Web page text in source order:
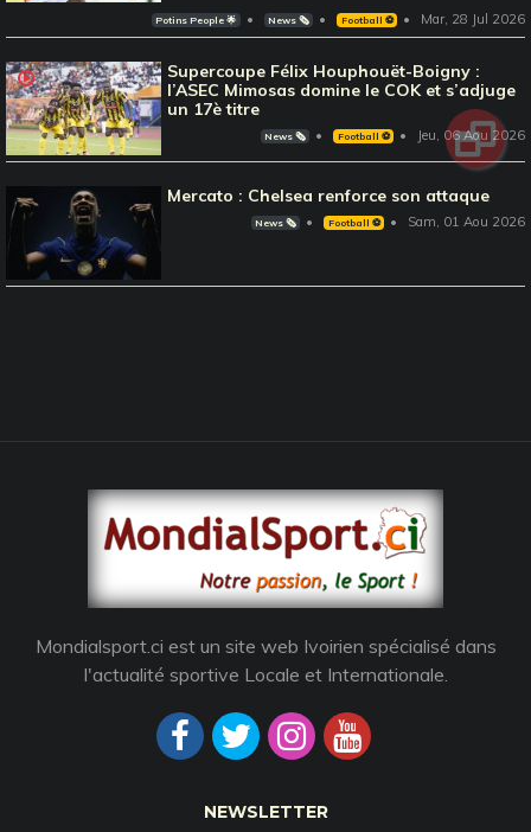
Potins People 🌟 News 🗞️ Football ⚽️ Mar, 28 Jul 2026
Supercoupe Félix Houphouët-Boigny :
l’ASEC Mimosas domine le COK et s’adjuge
un 17è titre
News 🗞️ Football ⚽️ Jeu, 06 Aou 2026
Mercato : Chelsea renforce son attaque
News 🗞️ Football ⚽️ Sam, 01 Aou 2026
Mondialsport.ci est un site web Ivoirien spécialisé dans
l'actualité sportive Locale et Internationale.
NEWSLETTER